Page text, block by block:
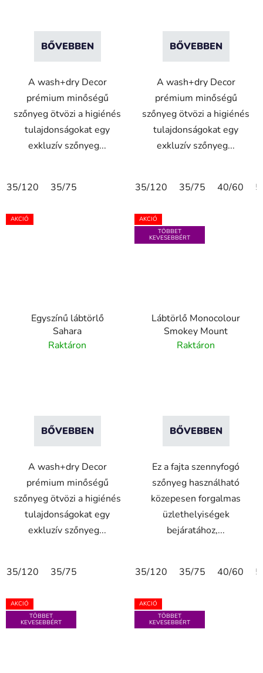
BŐVEBBEN
A wash+dry Decor
prémium minőségű
szőnyeg ötvözi a higiénés
tulajdonságokat egy
exkluzív szőnyeg...
35/120 35/75
BŐVEBBEN
A wash+dry Decor
prémium minőségű
szőnyeg ötvözi a higiénés
tulajdonságokat egy
exkluzív szőnyeg...
35/120 35/75 40/60
AKCIÓ
Egyszínű lábtörlő
Sahara
Raktáron
BŐVEBBEN
A wash+dry Decor
prémium minőségű
szőnyeg ötvözi a higiénés
tulajdonságokat egy
exkluzív szőnyeg...
35/120 35/75
AKCIÓ
TÖBBET
KEVESEBBÉRT
Lábtörlő Monocolour
Smokey Mount
Raktáron
BŐVEBBEN
Ez a fajta szennyfogó
szőnyeg használható
közepesen forgalmas
üzlethelyiségek
bejáratához,...
35/120 35/75 40/60
AKCIÓ
TÖBBET
KEVESEBBÉRT
AKCIÓ
TÖBBET
KEVESEBBÉRT